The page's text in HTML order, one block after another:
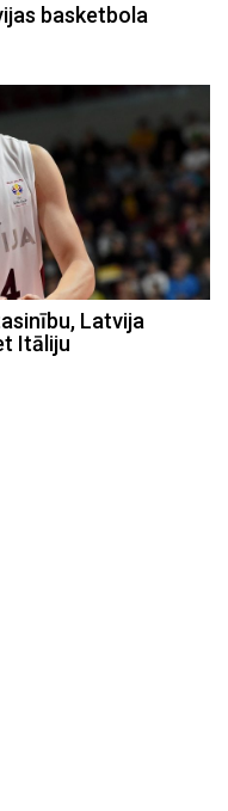
basketbola
Latvija
Itāliju